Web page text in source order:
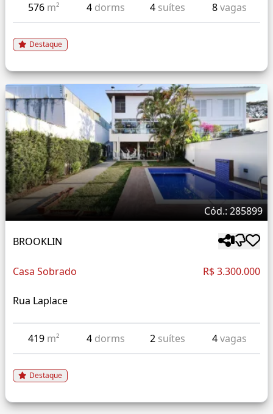
576 m² 4 dorms 4 suítes 8vagas
Destaque
Cód.: 285899
BROOKLIN
Casa Sobrado R$ 3.300.000
Rua Laplace
419 m² 4 dorms 2 suítes 4vagas
Destaque